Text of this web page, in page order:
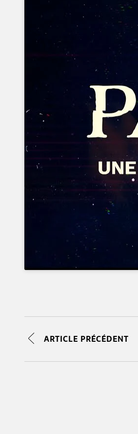
ARTICLE PRÉCÉDENT